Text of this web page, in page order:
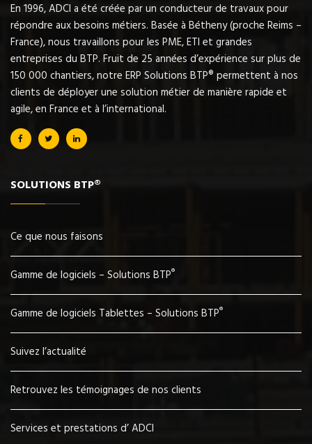
En 1996, ADCI a été créée par un conducteur de travaux pour
répondre aux besoins métiers. Basée à Bétheny (proche Reims –
France), nous travaillons pour les PME, ETI et grandes
entreprises du BTP. Fruit de 25 années d’expérience sur plus de
150 000 chantiers, notre ERP Solutions BTP® permettent à nos
clients de déployer une solution métier de manière rapide et
agile, en France et à l’international.
SOLUTIONS BTP®
Ce que nous faisons
Gamme de logiciels – Solutions BTP®
Gamme de logiciels Tablettes – Solutions BTP®
Suivez l’actualité
Retrouvez les témoignages de nos clients
Services et prestations d’ ADCI